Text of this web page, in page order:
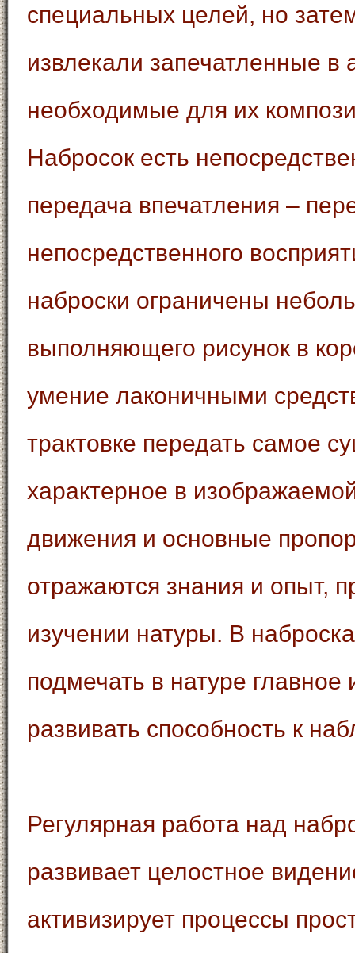
специальных целей, но
извлекали запечатленные
необходимые для их
Набросок есть
передача впечатления –
непосредственного
наброски ограничены
выполняющего рисунок в
умение лаконичными
трактовке передать самое
характерное в
движения и основные
отражаются знания и опыт,
изучении натуры. В
подмечать в натуре главное
развивать способность к
Регулярная работа над
развивает целостное
активизирует процессы